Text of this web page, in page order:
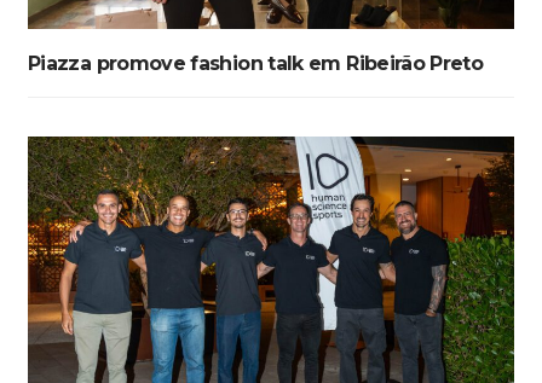
Piazza promove fashion talk em Ribeirão Preto